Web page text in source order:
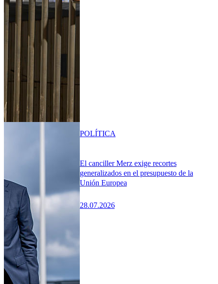
El canciller Merz exige recortes
generalizados en el presupuesto de la
Unión Europea
28.07.2026
POLÍTICA